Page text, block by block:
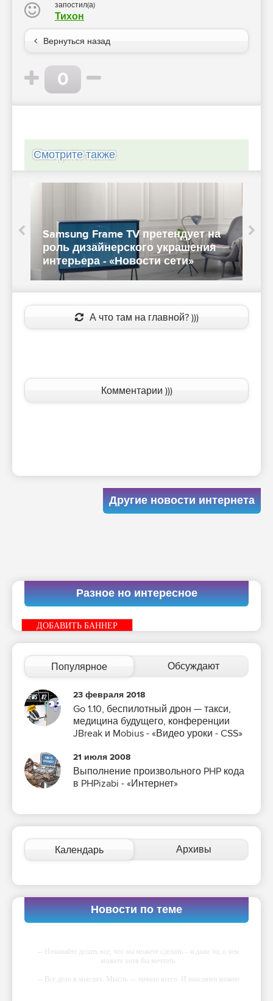
запостил(а)
Тихон
Вернуться назад
0
Смотрите также
Samsung Frame TV претендует на
роль дизайнерского украшения
интерьера - «Новости сети»
А что там на главной? )))
Комментарии )))
Другие новости интернета
Разное но интересное
ДОБАВИТЬ БАННЕР
Популярное Обсуждают
23 февраля 2018
Go 1.10, беспилотный дрон — такси,
медицина будущего, конференции
JBreak и Mobius - «Видео уроки - CSS»
21 июля 2008
Выполнение произвольного PHP кода
в PHPizabi - «Интернет»
Календарь Архивы
Новости по теме
-- Начинайте делать все, что вы можете сделать – и даже то, о чем
можете хотя бы мечтать.
-- Все дело в мыслях. Мысль — начало всего. И мыслями можно